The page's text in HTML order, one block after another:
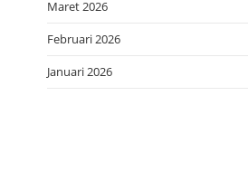
Maret 2026
Februari 2026
Januari 2026